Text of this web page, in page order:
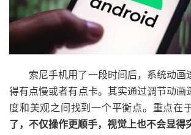
索尼手机用了一段时间后，系统动画
得有点慢或者有点卡。其实通过调节动画
度和美观之间找到一个平衡点。重点在
了，不仅操作更顺手，视觉上也不会显得